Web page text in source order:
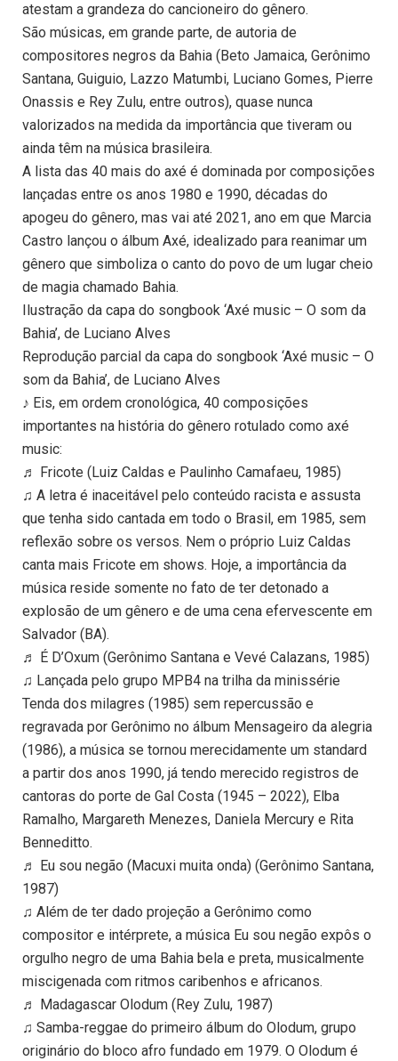
atestam a grandeza do cancioneiro do gênero.
São músicas, em grande parte, de autoria de
compositores negros da Bahia (Beto Jamaica, Gerônimo
Santana, Guiguio, Lazzo Matumbi, Luciano Gomes, Pierre
Onassis e Rey Zulu, entre outros), quase nunca
valorizados na medida da importância que tiveram ou
ainda têm na música brasileira.
A lista das 40 mais do axé é dominada por composições
lançadas entre os anos 1980 e 1990, décadas do
apogeu do gênero, mas vai até 2021, ano em que Marcia
Castro lançou o álbum Axé, idealizado para reanimar um
gênero que simboliza o canto do povo de um lugar cheio
de magia chamado Bahia.
Ilustração da capa do songbook ‘Axé music – O som da
Bahia’, de Luciano Alves
Reprodução parcial da capa do songbook ‘Axé music – O
som da Bahia’, de Luciano Alves
♪ Eis, em ordem cronológica, 40 composições
importantes na história do gênero rotulado como axé
music:
♬ Fricote (Luiz Caldas e Paulinho Camafaeu, 1985)
♫ A letra é inaceitável pelo conteúdo racista e assusta
que tenha sido cantada em todo o Brasil, em 1985, sem
reflexão sobre os versos. Nem o próprio Luiz Caldas
canta mais Fricote em shows. Hoje, a importância da
música reside somente no fato de ter detonado a
explosão de um gênero e de uma cena efervescente em
Salvador (BA).
♬ É D’Oxum (Gerônimo Santana e Vevé Calazans, 1985)
♫ Lançada pelo grupo MPB4 na trilha da minissérie
Tenda dos milagres (1985) sem repercussão e
regravada por Gerônimo no álbum Mensageiro da alegria
(1986), a música se tornou merecidamente um standard
a partir dos anos 1990, já tendo merecido registros de
cantoras do porte de Gal Costa (1945 – 2022), Elba
Ramalho, Margareth Menezes, Daniela Mercury e Rita
Benneditto.
♬ Eu sou negão (Macuxi muita onda) (Gerônimo Santana,
1987)
♫ Além de ter dado projeção a Gerônimo como
compositor e intérprete, a música Eu sou negão expôs o
orgulho negro de uma Bahia bela e preta, musicalmente
miscigenada com ritmos caribenhos e africanos.
♬ Madagascar Olodum (Rey Zulu, 1987)
♫ Samba-reggae do primeiro álbum do Olodum, grupo
originário do bloco afro fundado em 1979. O Olodum é